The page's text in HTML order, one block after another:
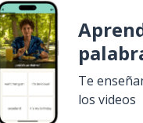
Te
los videos